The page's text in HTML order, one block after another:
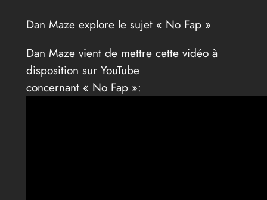
Dan Maze explore le sujet « No Fap »
Dan Maze vient de mettre cette vidéo à
disposition sur YouTube
concernant « No Fap »: